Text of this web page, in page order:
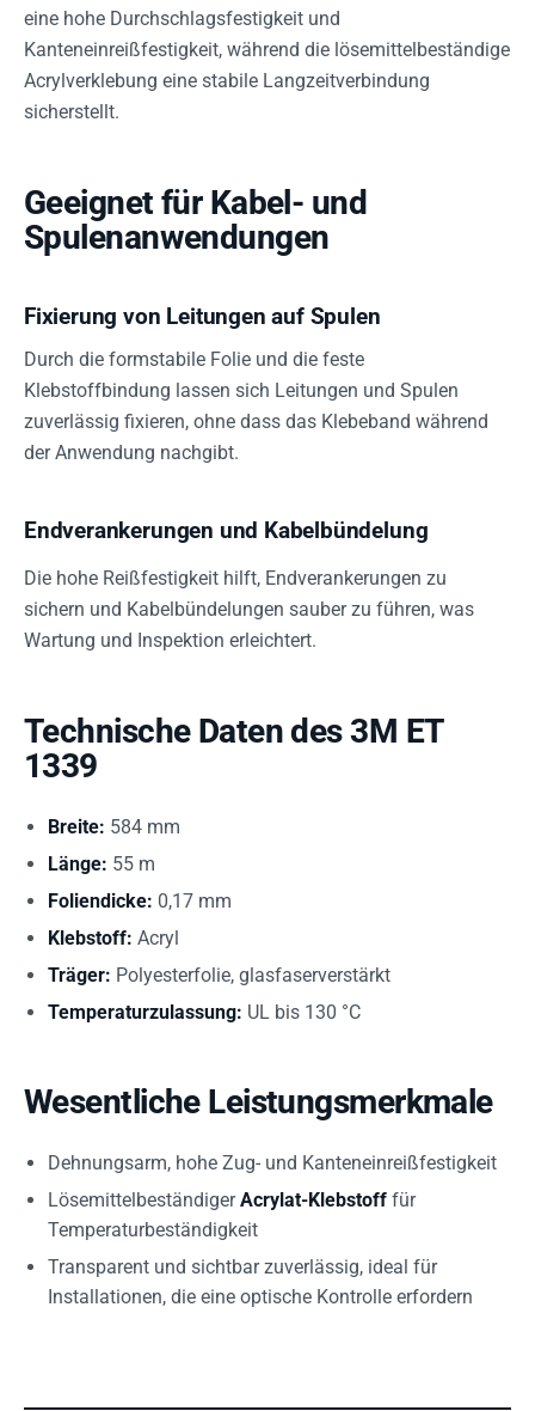
eine hohe Durchschlagsfestigkeit und
Kanteneinreißfestigkeit, während die lösemittelbeständige
Acrylverklebung eine stabile Langzeitverbindung
sicherstellt.
Geeignet für Kabel- und
Spulenanwendungen
Fixierung von Leitungen auf Spulen
Durch die formstabile Folie und die feste
Klebstoffbindung lassen sich Leitungen und Spulen
zuverlässig fixieren, ohne dass das Klebeband während
der Anwendung nachgibt.
Endverankerungen und Kabelbündelung
Die hohe Reißfestigkeit hilft, Endverankerungen zu
sichern und Kabelbündelungen sauber zu führen, was
Wartung und Inspektion erleichtert.
Technische Daten des 3M ET
1339
Breite: 584 mm
Länge: 55 m
Foliendicke: 0,17 mm
Klebstoff: Acryl
Träger: Polyesterfolie, glasfaserverstärkt
Temperaturzulassung: UL bis 130 °C
Wesentliche Leistungsmerkmale
Dehnungsarm, hohe Zug- und Kanteneinreißfestigkeit
LösemittelbeständigerAcrylat-Klebstoff für
Temperaturbeständigkeit
Transparent und sichtbar zuverlässig, ideal für
Installationen, die eine optische Kontrolle erfordern